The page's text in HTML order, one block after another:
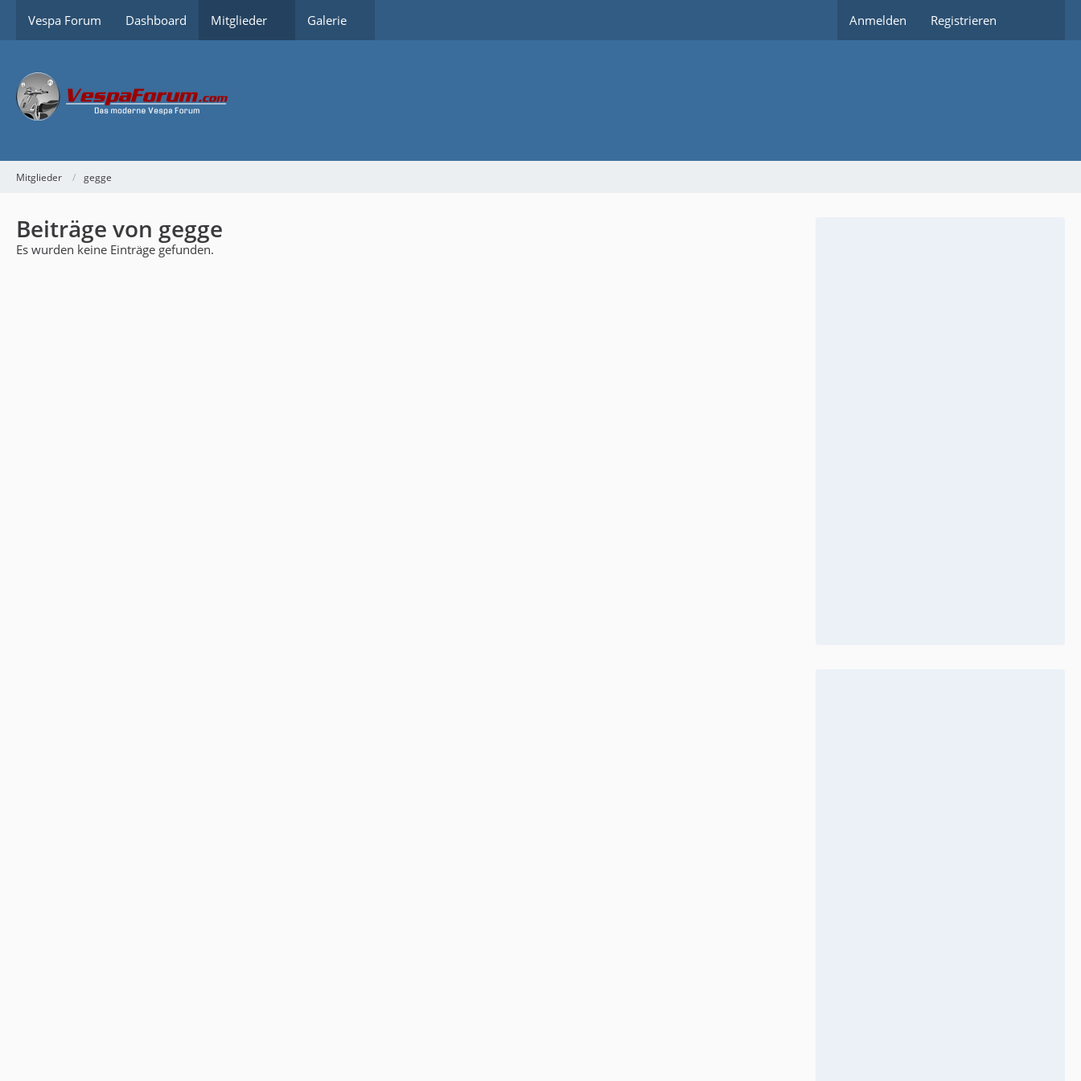
Vespa Forum Dashboard Mitglieder Galerie Anmelden Registrieren
Mitglieder gegge
Beiträge von gegge
Es wurden keine Einträge gefunden.